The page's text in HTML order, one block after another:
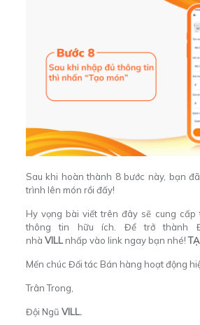
Sau khi hoàn thành 8 bước này, bạn
trình lên món rồi đấy!
Hy vọng bài viết trên đây sẽ cung cấp
thông tin hữu ích. Để trở thành
nhà VILLnhấp vào link ngay bạn nhé!
Mến chúc Đối tác Bán hàng hoạt động
Trân Trong,
Đội Ngũ VILL.